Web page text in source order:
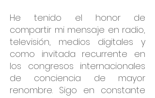
He tenido el honor de
compartir mi mensaje en radio,
televisión, medios digitales y
como invitada recurrente en
los congresos internacionales
de conciencia de mayor
renombre. Sigo en constante